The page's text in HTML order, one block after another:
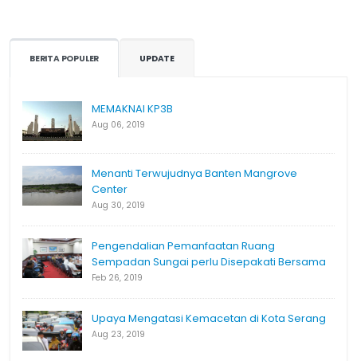
BERITA POPULER UPDATE
MEMAKNAI KP3B
Aug 06, 2019
Menanti Terwujudnya Banten Mangrove
Center
Aug 30, 2019
Pengendalian Pemanfaatan Ruang
Sempadan Sungai perlu Disepakati Bersama
Feb 26, 2019
Upaya Mengatasi Kemacetan di Kota Serang
Aug 23, 2019